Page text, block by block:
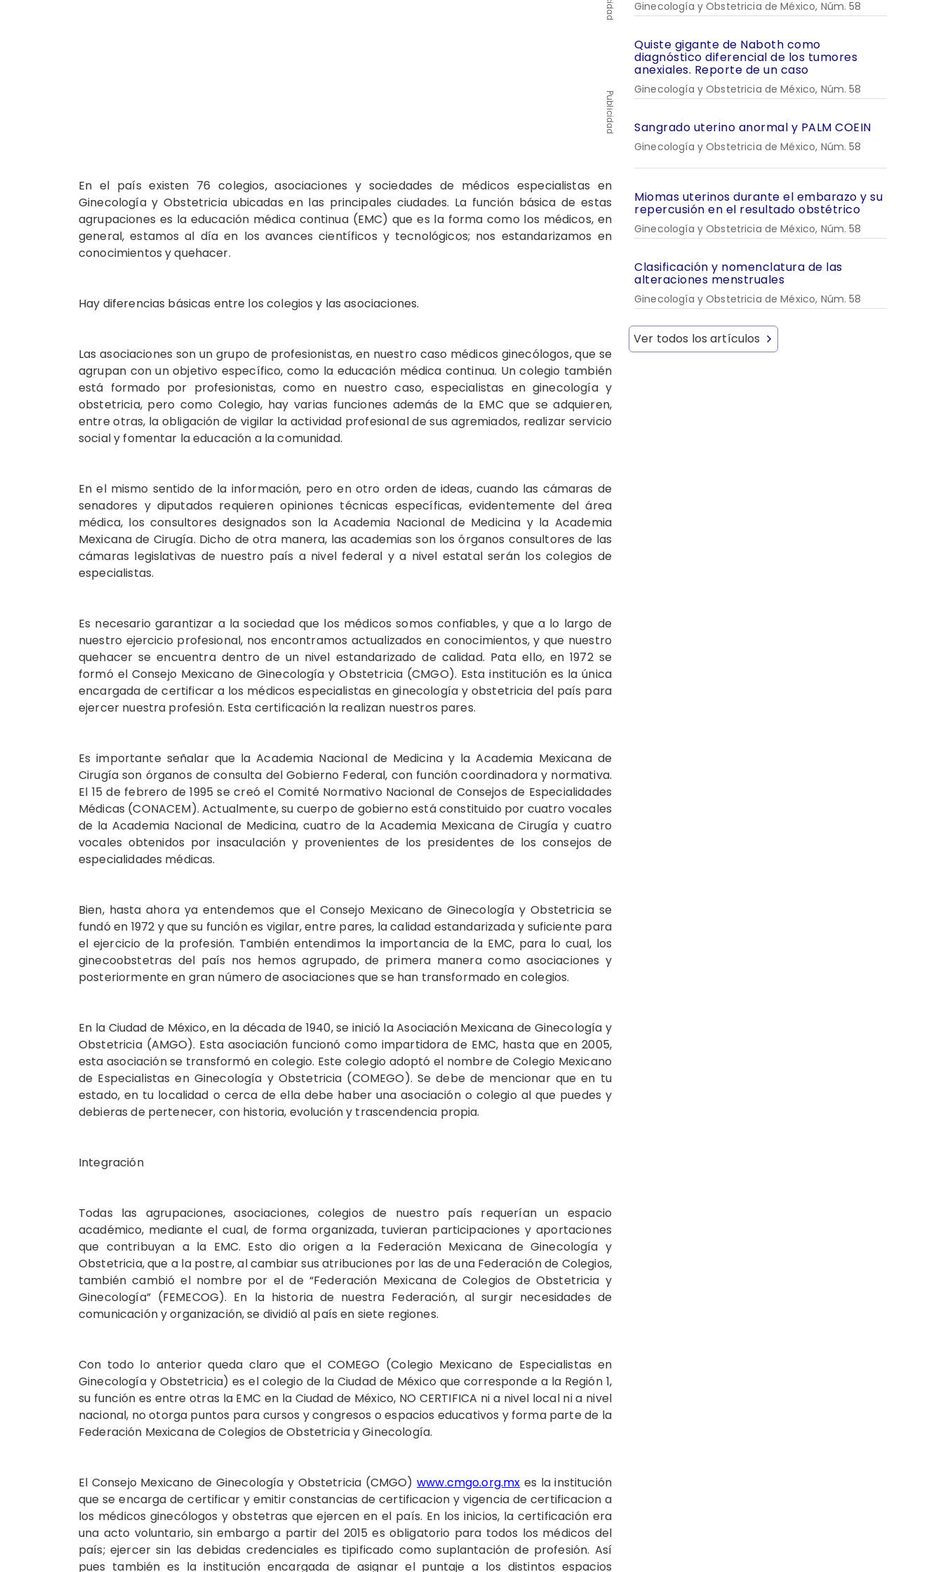
Publicidad
En el país existen 76 colegios, asociaciones y sociedades de médicos especialistas en
Ginecología y Obstetricia ubicadas en las principales ciudades. La función básica de estas
agrupaciones es la educación médica continua (EMC) que es la forma como los médicos, en
general, estamos al día en los avances científicos y tecnológicos; nos estandarizamos en
conocimientos y quehacer.
Hay diferencias básicas entre los colegios y las asociaciones.
Las asociaciones son un grupo de profesionistas, en nuestro caso médicos ginecólogos, que se
agrupan con un objetivo específico, como la educación médica continua. Un colegio también
está formado por profesionistas, como en nuestro caso, especialistas en ginecología y
obstetricia, pero como Colegio, hay varias funciones además de la EMC que se adquieren,
entre otras, la obligación de vigilar la actividad profesional de sus agremiados, realizar servicio
social y fomentar la educación a la comunidad.
En el mismo sentido de la información, pero en otro orden de ideas, cuando las cámaras de
senadores y diputados requieren opiniones técnicas específicas, evidentemente del área
médica, los consultores designados son la Academia Nacional de Medicina y la Academia
Mexicana de Cirugía. Dicho de otra manera, las academias son los órganos consultores de las
cámaras legislativas de nuestro país a nivel federal y a nivel estatal serán los colegios de
especialistas.
Es necesario garantizar a la sociedad que los médicos somos confiables, y que a lo largo de
nuestro ejercicio profesional, nos encontramos actualizados en conocimientos, y que nuestro
quehacer se encuentra dentro de un nivel estandarizado de calidad. Pata ello, en 1972 se
formó el Consejo Mexicano de Ginecología y Obstetricia (CMGO). Esta institución es la única
encargada de certificar a los médicos especialistas en ginecología y obstetricia del país para
ejercer nuestra profesión. Esta certificación la realizan nuestros pares.
Es importante señalar que la Academia Nacional de Medicina y la Academia Mexicana de
Cirugía son órganos de consulta del Gobierno Federal, con función coordinadora y normativa.
El 15 de febrero de 1995 se creó el Comité Normativo Nacional de Consejos de Especialidades
Médicas (CONACEM). Actualmente, su cuerpo de gobierno está constituido por cuatro vocales
de la Academia Nacional de Medicina, cuatro de la Academia Mexicana de Cirugía y cuatro
vocales obtenidos por insaculación y provenientes de los presidentes de los consejos de
especialidades médicas.
Bien, hasta ahora ya entendemos que el Consejo Mexicano de Ginecología y Obstetricia se
fundó en 1972 y que su función es vigilar, entre pares, la calidad estandarizada y suficiente para
el ejercicio de la profesión. También entendimos la importancia de la EMC, para lo cual, los
ginecoobstetras del país nos hemos agrupado, de primera manera como asociaciones y
posteriormente en gran número de asociaciones que se han transformado en colegios.
En la Ciudad de México, en la década de 1940, se inició la Asociación Mexicana de Ginecología y
Obstetricia (AMGO). Esta asociación funcionó como impartidora de EMC, hasta que en 2005,
esta asociación se transformó en colegio. Este colegio adoptó el nombre de Colegio Mexicano
de Especialistas en Ginecología y Obstetricia (COMEGO). Se debe de mencionar que en tu
estado, en tu localidad o cerca de ella debe haber una asociación o colegio al que puedes y
debieras de pertenecer, con historia, evolución y trascendencia propia.
Integración
Todas las agrupaciones, asociaciones, colegios de nuestro país requerían un espacio
académico, mediante el cual, de forma organizada, tuvieran participaciones y aportaciones
que contribuyan a la EMC. Esto dio origen a la Federación Mexicana de Ginecología y
Obstetricia, que a la postre, al cambiar sus atribuciones por las de una Federación de Colegios,
también cambió el nombre por el de “Federación Mexicana de Colegios de Obstetricia y
Ginecología” (FEMECOG). En la historia de nuestra Federación, al surgir necesidades de
comunicación y organización, se dividió al país en siete regiones.
Con todo lo anterior queda claro que el COMEGO (Colegio Mexicano de Especialistas en
Ginecología y Obstetricia) es el colegio de la Ciudad de México que corresponde a la Región 1,
su función es entre otras la EMC en la Ciudad de México, NO CERTIFICA ni a nivel local ni a nivel
nacional, no otorga puntos para cursos y congresos o espacios educativos y forma parte de la
Federación Mexicana de Colegios de Obstetricia y Ginecología.
El Consejo Mexicano de Ginecología y Obstetricia (CMGO)www.cmgo.org.mx es la institución
que se encarga de certificar y emitir constancias de certificacion y vigencia de certificacion a
los médicos ginecólogos y obstetras que ejercen en el país. En los inicios, la certificación era
una acto voluntario, sin embargo a partir del 2015 es obligatorio para todos los médicos del
país; ejercer sin las debidas credenciales es tipificado como suplantación de profesión. Así
pues también es la institución encargada de asignar el puntaje a los distintos espacios
Ginecología y Obstetricia de México, Núm. 58
Quiste gigante de Naboth como
diagnóstico diferencial de los tumores
anexiales. Reporte de un caso
Ginecología y Obstetricia de México, Núm. 58
Sangrado uterino anormal y PALM COEIN
Ginecología y Obstetricia de México, Núm. 58
Miomas uterinos durante el embarazo y su
repercusión en el resultado obstétrico
Ginecología y Obstetricia de México, Núm. 58
Clasificación y nomenclatura de las
alteraciones menstruales
Ginecología y Obstetricia de México, Núm. 58
Ver todos los artículos